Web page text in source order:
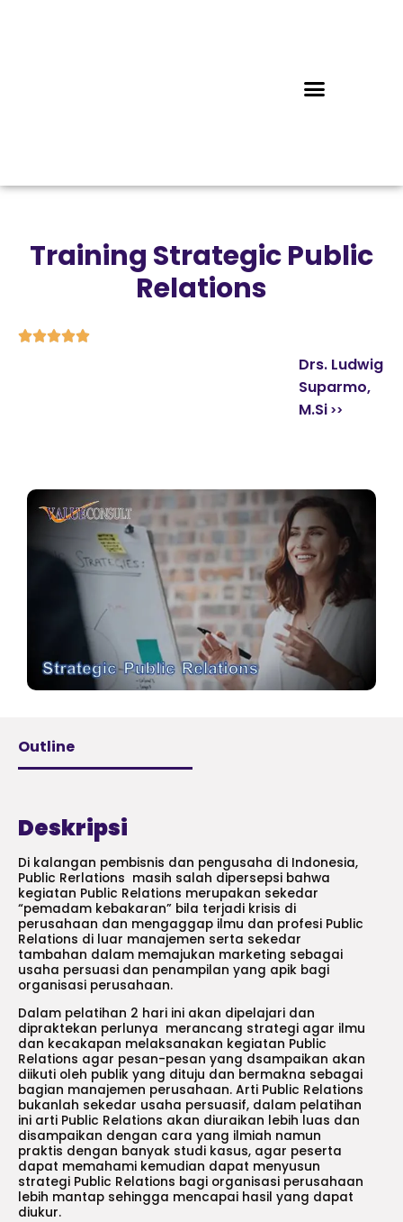
Training Strategic Public
Relations

Drs. Ludwig
Suparmo,
M.Si
Outline
Deskripsi
Di kalangan pembisnis dan pengusaha di Indonesia,
Public Rerlations masih salah dipersepsi bahwa
kegiatan Public Relations merupakan sekedar
“pemadam kebakaran” bila terjadi krisis di
perusahaan dan mengaggap ilmu dan profesi Public
Relations di luar manajemen serta sekedar
tambahan dalam memajukan marketing sebagai
usaha persuasi dan penampilan yang apik bagi
organisasi perusahaan.
Dalam pelatihan 2 hari ini akan dipelajari dan
dipraktekan perlunya merancang strategi agar ilmu
dan kecakapan melaksanakan kegiatan Public
Relations agar pesan-pesan yang dsampaikan akan
diikuti oleh publik yang dituju dan bermakna sebagai
bagian manajemen perusahaan. Arti Public Relations
bukanlah sekedar usaha persuasif, dalam pelatihan
ini arti Public Relations akan diuraikan lebih luas dan
disampaikan dengan cara yang ilmiah namun
praktis dengan banyak studi kasus, agar peserta
dapat memahami kemudian dapat menyusun
strategi Public Relations bagi organisasi perusahaan
lebih mantap sehingga mencapai hasil yang dapat
diukur.